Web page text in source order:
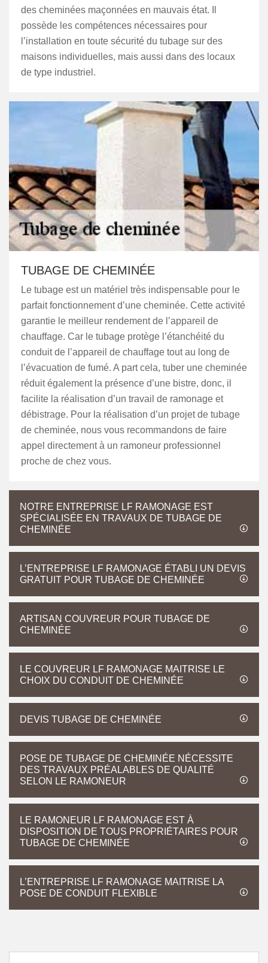
des cheminées maçonnées en mauvais état. Il
possède les compétences nécessaires pour
l’installation en toute sécurité du tubage sur des
maisons individuelles, mais aussi dans des locaux
de type industriel.
TUBAGE DE CHEMINÉE
Le tubage est un matériel très indispensable pour le
parfait fonctionnement d’une cheminée. Cette activité
garantie le meilleur rendement de l’appareil de
chauffage. Car le tubage protège l’étanchéité du
conduit de l’appareil de chauffage tout au long de
l’évacuation de fumé. A part cela, tuber une cheminée
réduit également la présence d’une bistre, donc, il
facilite la réalisation d’un travail de ramonage et
débistrage. Pour la réalisation d’un projet de tubage
de cheminée, nous vous recommandons de faire
appel directement à un ramoneur professionnel
proche de chez vous.
NOTRE ENTREPRISE LF RAMONAGE EST
SPÉCIALISÉE EN TRAVAUX DE TUBAGE DE
CHEMINÉE
L’ENTREPRISE LF RAMONAGE ÉTABLI UN DEVIS
GRATUIT POUR TUBAGE DE CHEMINÉE
ARTISAN COUVREUR POUR TUBAGE DE
CHEMINÉE
LE COUVREUR LF RAMONAGE MAITRISE LE
CHOIX DU CONDUIT DE CHEMINÉE
DEVIS TUBAGE DE CHEMINÉE
POSE DE TUBAGE DE CHEMINÉE NÉCESSITE
DES TRAVAUX PRÉALABLES DE QUALITÉ
SELON LE RAMONEUR
LE RAMONEUR LF RAMONAGE EST À
DISPOSITION DE TOUS PROPRIÉTAIRES POUR
TUBAGE DE CHEMINÉE
L’ENTREPRISE LF RAMONAGE MAITRISE LA
POSE DE CONDUIT FLEXIBLE